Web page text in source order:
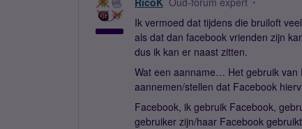
Ik vermoed dat tijdens die bruiloft
als dat dan facebook vrienden zijn
dus ik kan er naast zitten.
Wat een aanname… Het gebruik van
aannemen/stellen dat Facebook
Facebook, ik gebruik Facebook,
gebruiker zijn/haar Facebook